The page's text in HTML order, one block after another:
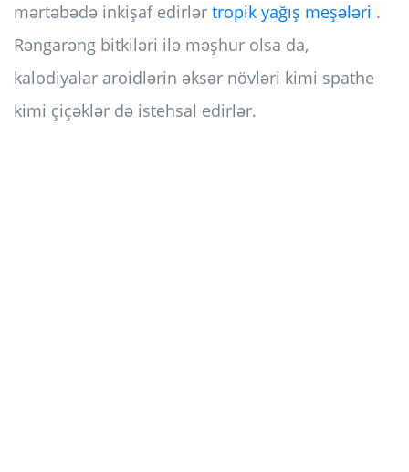
mərtəbədə inkişaf edirlər tropik yağış meşələri .
Rəngarəng bitkiləri ilə məşhur olsa da,
kalodiyalar aroidlərin əksər növləri kimi spathe
kimi çiçəklər də istehsal edirlər.